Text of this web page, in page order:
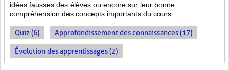
idées fausses des élèves ou encore sur leur bonne
compréhension des concepts importants du cours.
Quiz (6) Approfondissement des connaissances (17)
Évolution des apprentissages (2)